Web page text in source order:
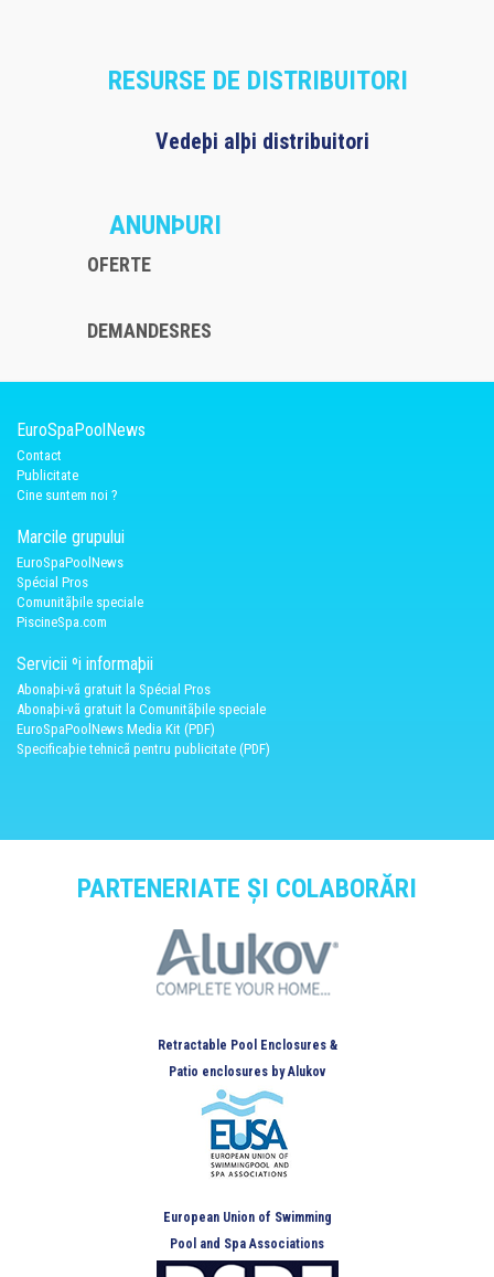
RESURSE DE DISTRIBUITORI
Vedeþi alþi distribuitori
ANUNÞURI
OFERTE
DEMANDESRES
EuroSpaPoolNews
Contact
Publicitate
Cine suntem noi ?
Marcile grupului
EuroSpaPoolNews
Spécial Pros
Comunitãþile speciale
PiscineSpa.com
Servicii ºi informaþii
Abonaþi-vã gratuit la Spécial Pros
Abonaþi-vã gratuit la Comunitãþile speciale
EuroSpaPoolNews Media Kit (PDF)
Specificaþie tehnicã pentru publicitate (PDF)
PARTENERIATE ȘI COLABORĂRI
Retractable Pool Enclosures &
Patio enclosures by Alukov
European Union of Swimming
Pool and Spa Associations